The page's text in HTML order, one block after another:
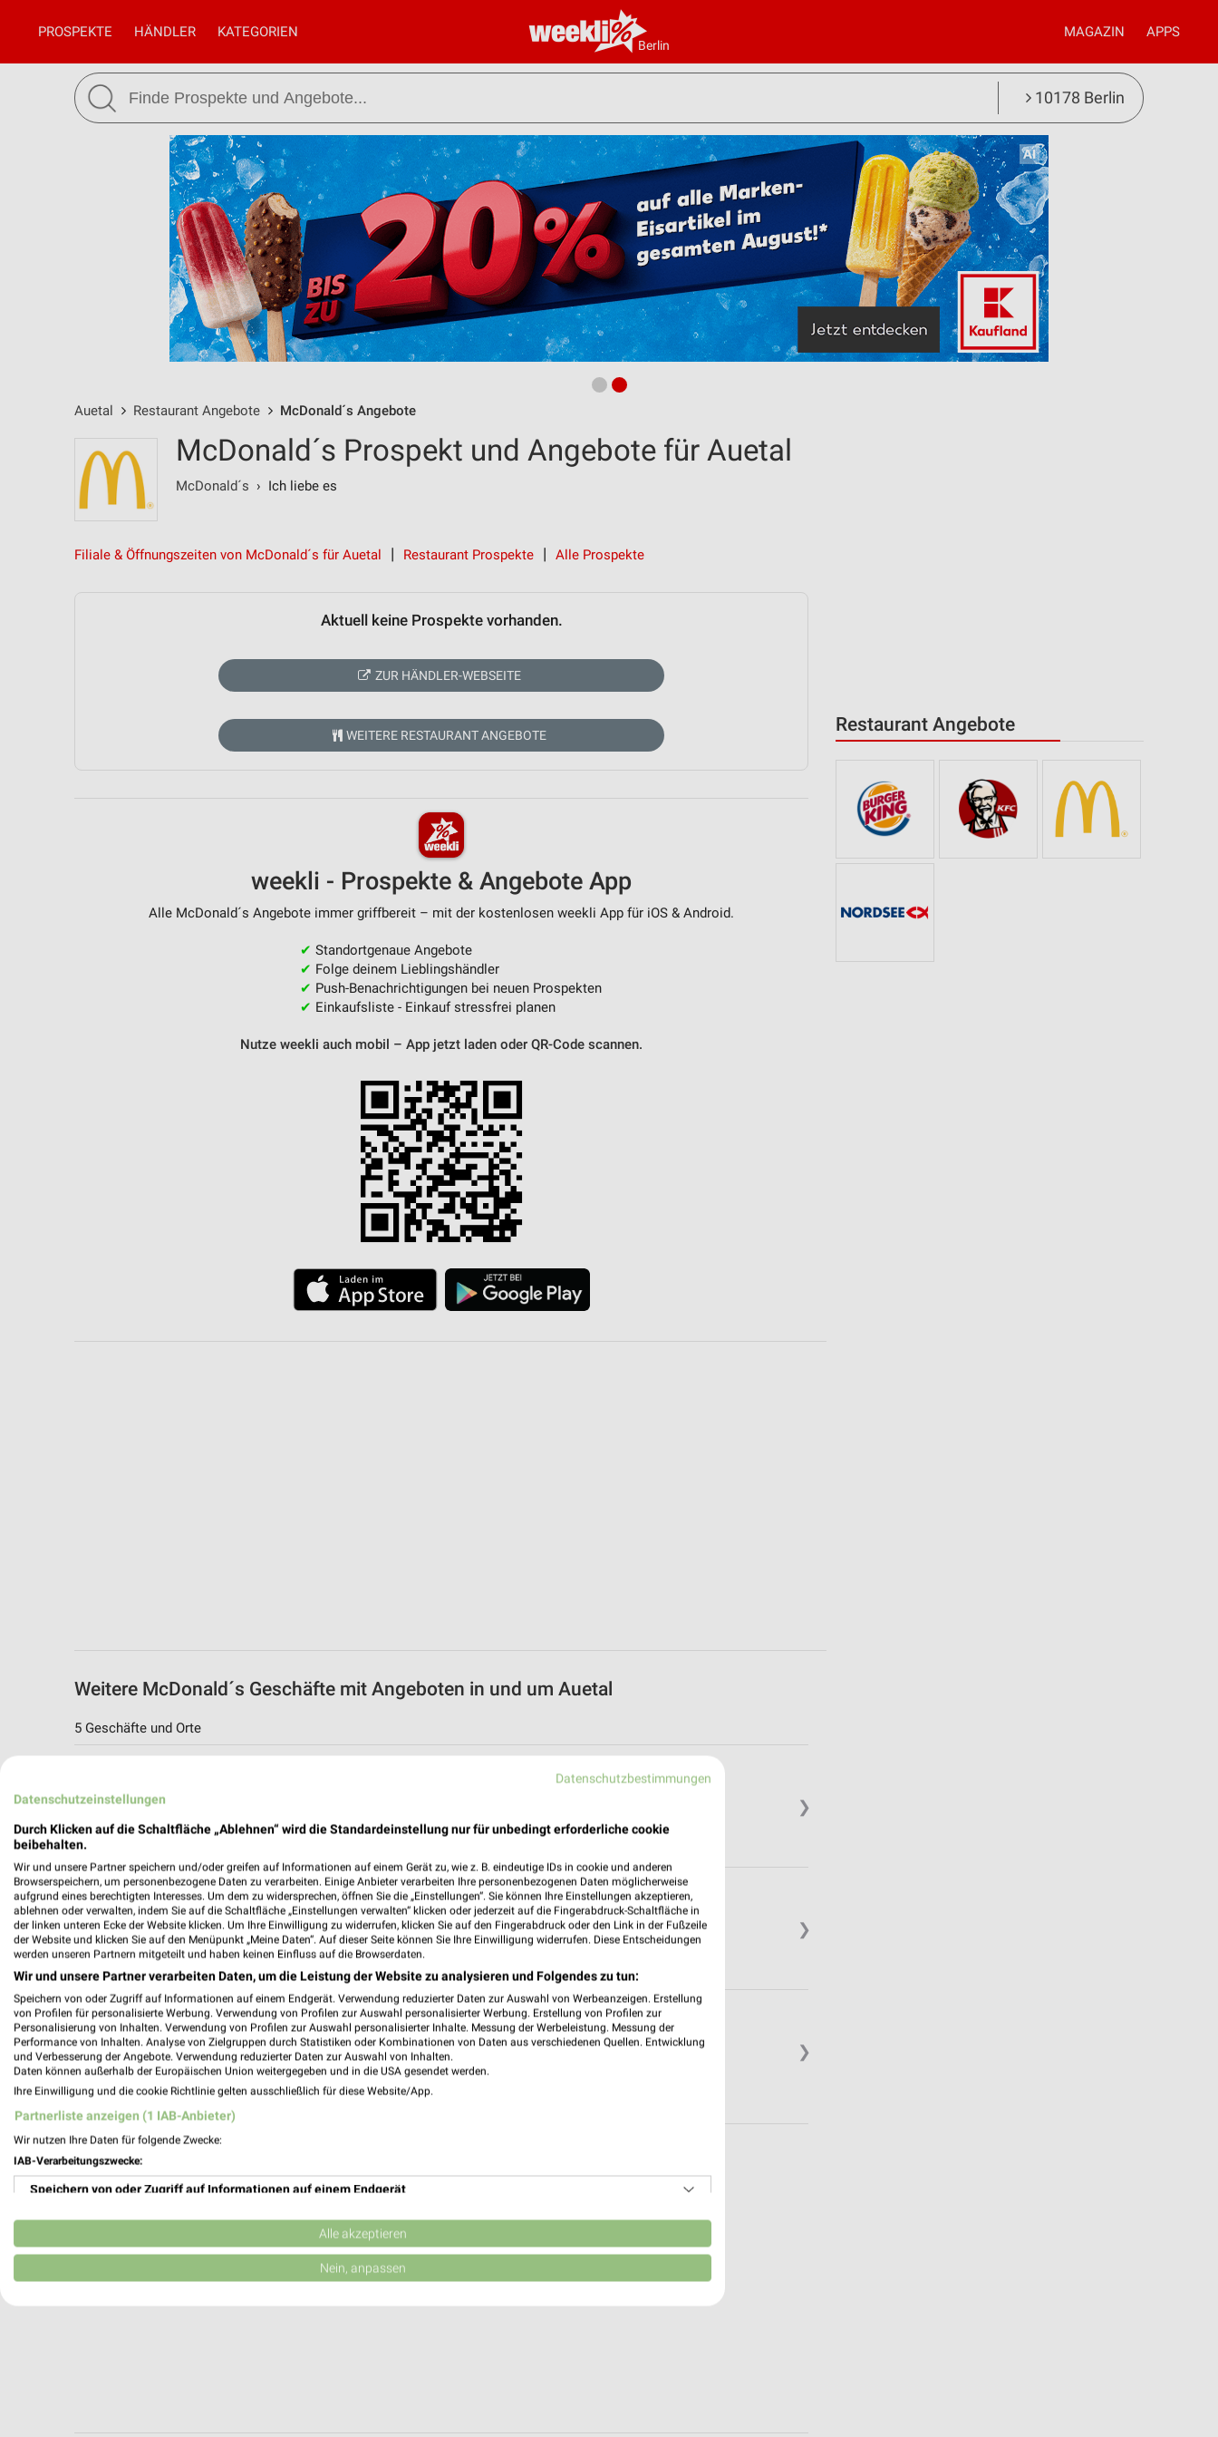
Berlin
PROSPEKTE HÄNDLER KATEGORIEN MAGAZIN APPS
10178 Berlin
Auetal Restaurant Angebote McDonald´s Angebote
Restaurant Angebote
McDonald´s Prospekt und Angebote für Auetal
McDonald´s › Ich liebe es
Filiale & Öffnungszeiten von McDonald´s für Auetal Restaurant Prospekte Alle Prospekte
Aktuell keine Prospekte vorhanden.
ZUR HÄNDLER-WEBSEITE
WEITERE RESTAURANT ANGEBOTE
weekli - Prospekte & Angebote App
Alle McDonald´s Angebote immer griffbereit – mit der kostenlosen weekli App für iOS & Android.
✔ Standortgenaue Angebote
✔ Folge deinem Lieblingshändler
✔ Push-Benachrichtigungen bei neuen Prospekten
✔ Einkaufsliste - Einkauf stressfrei planen
Nutze weekli auch mobil – App jetzt laden oder QR-Code scannen.
Weitere McDonald´s Geschäfte mit Angeboten in und um Auetal
5 Geschäfte und Orte
❯
Stadthagen, Deutschland
286,64 km
❯
McDonald´s Angebote in Rinteln
Rinteln, Deutschland
295,13 km
❯
McDonald´s Angebote in Bückeburg
Bückeburg, Deutschland
295,37 km
Datenschutzbestimmungen
Datenschutzeinstellungen
Durch Klicken auf die Schaltfläche „Ablehnen“ wird die Standardeinstellung nur für unbedingt erforderliche cookie
beibehalten.
Wir und unsere Partner speichern und/oder greifen auf Informationen auf einem Gerät zu, wie z. B. eindeutige IDs in cookie und anderen
Browserspeichern, um personenbezogene Daten zu verarbeiten. Einige Anbieter verarbeiten Ihre personenbezogenen Daten möglicherweise
aufgrund eines berechtigten Interesses. Um dem zu widersprechen, öffnen Sie die „Einstellungen“. Sie können Ihre Einstellungen akzeptieren,
ablehnen oder verwalten, indem Sie auf die Schaltfläche „Einstellungen verwalten“ klicken oder jederzeit auf die Fingerabdruck-Schaltfläche in
der linken unteren Ecke der Website klicken. Um Ihre Einwilligung zu widerrufen, klicken Sie auf den Fingerabdruck oder den Link in der Fußzeile
der Website und klicken Sie auf den Menüpunkt „Meine Daten“. Auf dieser Seite können Sie Ihre Einwilligung widerrufen. Diese Entscheidungen
werden unseren Partnern mitgeteilt und haben keinen Einfluss auf die Browserdaten.
Wir und unsere Partner verarbeiten Daten, um die Leistung der Website zu analysieren und Folgendes zu tun:
Speichern von oder Zugriff auf Informationen auf einem Endgerät. Verwendung reduzierter Daten zur Auswahl von Werbeanzeigen. Erstellung
von Profilen für personalisierte Werbung. Verwendung von Profilen zur Auswahl personalisierter Werbung. Erstellung von Profilen zur
Personalisierung von Inhalten. Verwendung von Profilen zur Auswahl personalisierter Inhalte. Messung der Werbeleistung. Messung der
Performance von Inhalten. Analyse von Zielgruppen durch Statistiken oder Kombinationen von Daten aus verschiedenen Quellen. Entwicklung
und Verbesserung der Angebote. Verwendung reduzierter Daten zur Auswahl von Inhalten.
Daten können außerhalb der Europäischen Union weitergegeben und in die USA gesendet werden.
Ihre Einwilligung und die cookie Richtlinie gelten ausschließlich für diese Website/App.
Partnerliste anzeigen (1 IAB-Anbieter)
Wir nutzen Ihre Daten für folgende Zwecke:
IAB-Verarbeitungszwecke:
Speichern von oder Zugriff auf Informationen auf einem Endgerät
Verwendung reduzierter Daten zur Auswahl von Werbeanzeigen
Erstellung von Profilen für personalisierte Werbung
Alle akzeptieren
Nein, anpassen